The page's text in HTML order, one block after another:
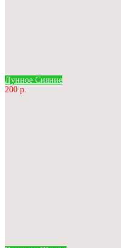
Лунное Сияние
200 р.